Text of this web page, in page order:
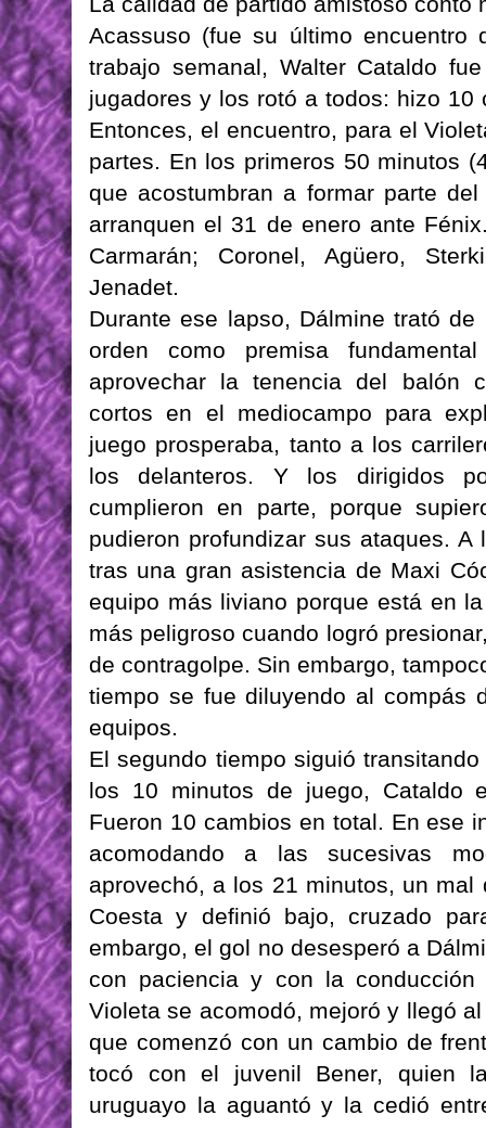
Acassuso (fue su último encuentro
trabajo semanal, Walter Cataldo
jugadores y los rotó a todos: hizo
Entonces, el encuentro, para el
partes. En los primeros 50 minutos
que acostumbran a formar parte
arranquen el 31 de enero ante
Carmarán; Coronel, Agüero,
Jenadet.
Durante ese lapso, Dálmine trató de
orden como premisa
aprovechar la tenencia del balón
cortos en el mediocampo para
juego prosperaba, tanto a los
los delanteros. Y los dirigidos
cumplieron en parte, porque
pudieron profundizar sus ataques.
tras una gran asistencia de Maxi
equipo más liviano porque está en
más peligroso cuando logró
de contragolpe. Sin embargo,
tiempo se fue diluyendo al compás
equipos.
El segundo tiempo siguió
los 10 minutos de juego, Cataldo
Fueron 10 cambios en total. En ese
acomodando a las sucesivas
aprovechó, a los 21 minutos, un
Coesta y definió bajo, cruzado
embargo, el gol no desesperó a
con paciencia y con la
Violeta se acomodó, mejoró y llegó
que comenzó con un cambio de
tocó con el juvenil Bener, quien
uruguayo la aguantó y la cedió